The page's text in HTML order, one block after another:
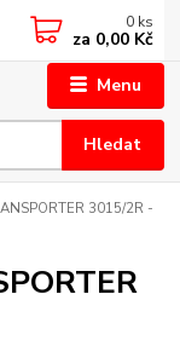
Menu
Hledat
0 ks
za 0,00 Kč
3015/2R -